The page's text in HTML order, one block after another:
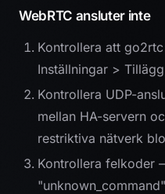
WebRTC ansluter inte
Kontrollera att
Inställningar >
Kontrollera UDP-
mellan HA-servern
restriktiva nätverk
Kontrollera felkoder